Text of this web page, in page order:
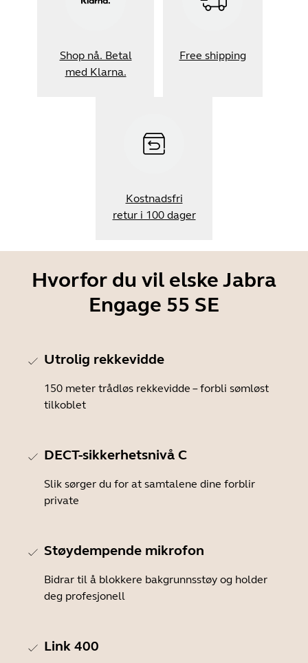
Shop nå. Betal
med Klarna.
Free shipping
Kostnadsfri
retur i 100 dager
Hvorfor du vil elske Jabra
Engage 55 SE
Utrolig rekkevidde
150 meter trådløs rekkevidde – forbli sømløst
tilkoblet
DECT-sikkerhetsnivå C
Slik sørger du for at samtalene dine forblir
private
Støydempende mikrofon
Bidrar til å blokkere bakgrunnsstøy og holder
deg profesjonell
Link 400